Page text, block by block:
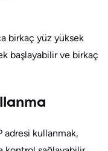
birkaç yüz yüksek
başlayabilir ve birkaç
kullanmak,